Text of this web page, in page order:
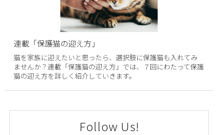
連載「保護猫の迎え方」
猫を家族に迎えたいと思ったら、選択肢に保護猫も入れてみ
ませんか？連載「保護猫の迎え方」では、７回にわたって保護
猫の迎え方を詳しく紹介していきます。
Follow Us!